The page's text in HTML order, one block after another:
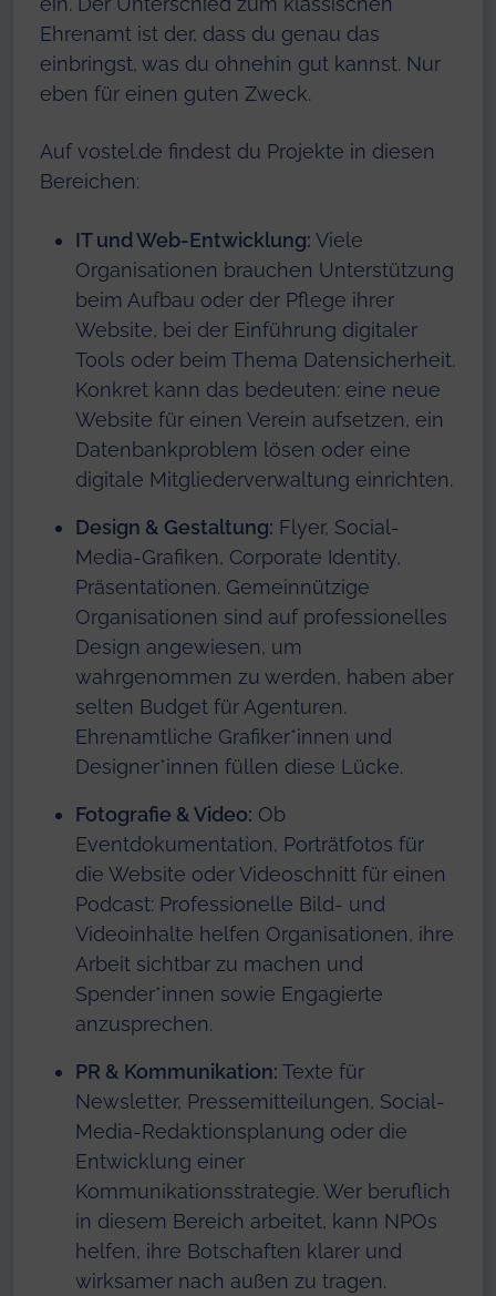
Ehrenamt ist der, dass du genau das
einbringst, was du ohnehin gut kannst. Nur
eben für einen guten Zweck.
Auf vostel.de findest du Projekte in diesen
Bereichen:
IT und Web-Entwicklung: Viele
Organisationen brauchen Unterstützung
beim Aufbau oder der Pflege ihrer
Website, bei der Einführung digitaler
Tools oder beim Thema Datensicherheit.
Konkret kann das bedeuten: eine neue
Website für einen Verein aufsetzen, ein
Datenbankproblem lösen oder eine
digitale Mitgliederverwaltung einrichten.
Design & Gestaltung: Flyer, Social-
Media-Grafiken, Corporate Identity,
Präsentationen. Gemeinnützige
Organisationen sind auf professionelles
Design angewiesen, um
wahrgenommen zu werden, haben aber
selten Budget für Agenturen.
Ehrenamtliche Grafiker*innen und
Designer*innen füllen diese Lücke.
Fotografie & Video: Ob
Eventdokumentation, Porträtfotos für
die Website oder Videoschnitt für einen
Podcast: Professionelle Bild- und
Videoinhalte helfen Organisationen, ihre
Arbeit sichtbar zu machen und
Spender*innen sowie Engagierte
anzusprechen.
PR & Kommunikation: Texte für
Newsletter, Pressemitteilungen, Social-
Media-Redaktionsplanung oder die
Entwicklung einer
Kommunikationsstrategie. Wer beruflich
in diesem Bereich arbeitet, kann NPOs
helfen, ihre Botschaften klarer und
wirksamer nach außen zu tragen.